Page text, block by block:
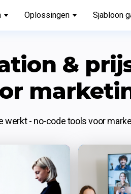
Oplossingen Sjabloon
&
werkt - no-code tools voor